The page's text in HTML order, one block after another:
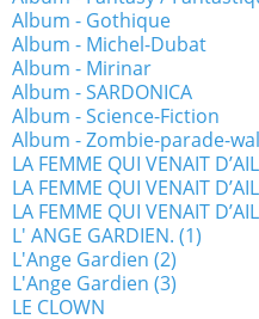
Album - Gothique
Album - Michel-Dubat
Album - Mirinar
Album - SARDONICA
Album - Science-Fiction
Album - Zombie-parade-
LA FEMME QUI VENAIT
LA FEMME QUI VENAIT
LA FEMME QUI VENAIT
L' ANGE GARDIEN. (1)
L'Ange Gardien (2)
L'Ange Gardien (3)
LE CLOWN